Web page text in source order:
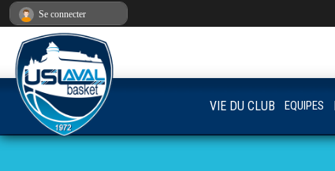
VIE DU CLUB EQUIPES
Se connecter
Panneau de gestion des cookies